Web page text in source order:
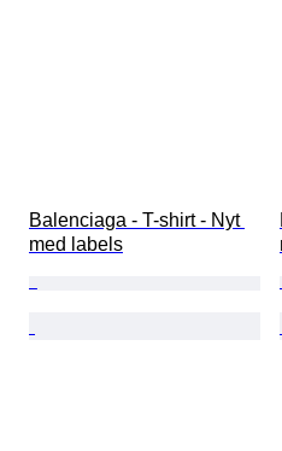
Balenciaga - T-shirt - Nyt
med labels